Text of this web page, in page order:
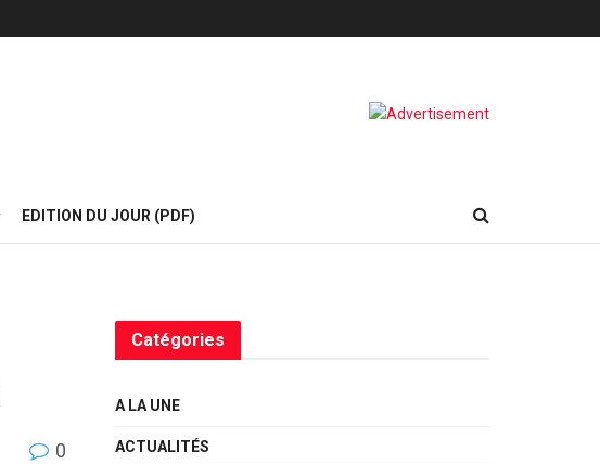
EDITION DU JOUR (PDF)
0
Catégories
A LA UNE
ACTUALITÉS